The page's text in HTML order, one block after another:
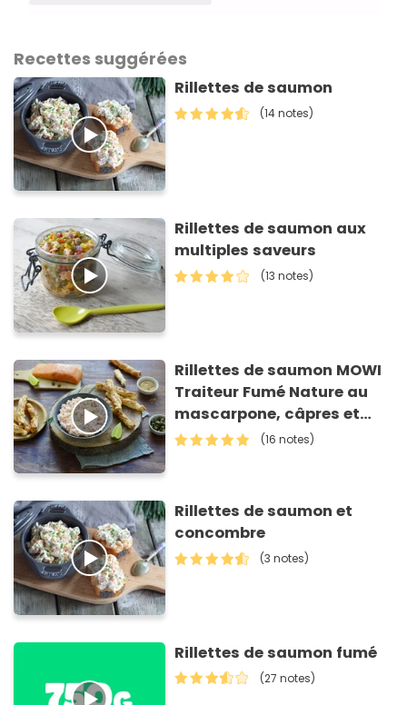
Recettes suggérées
Rillettes de saumon
(14 notes)
Rillettes de saumon aux
multiples saveurs
(13 notes)
Rillettes de saumon MOWI
Traiteur Fumé Nature au
mascarpone, câpres et
citron vert et feuilletés aux
(16 notes)
Rillettes de saumon et
concombre
(3 notes)
Rillettes de saumon fumé
(27 notes)